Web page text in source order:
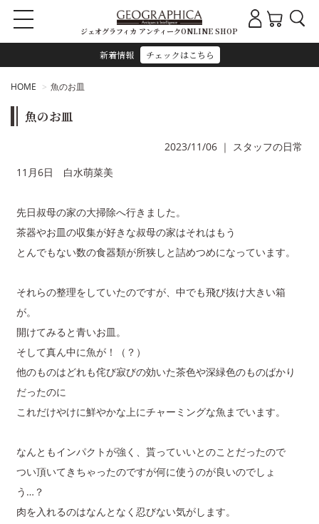
新着情報 チェックはこちら
ジェオグラフィカ アンティークONLINE SHOP
HOME 魚のお皿
魚のお皿
2023/11/06 ｜ スタッフの日常
11月6日 白水萌菜美
先日叔母の家の大掃除へ行きました。
茶器やお皿の収集が好きな叔母の家はそれはもう
とんでもない数の食器類が所狭しと詰めつめになっています。
それらの整理をしていたのですが、中でも飛び抜け大きい箱
が。
開けてみると青いお皿。
そして真ん中に魚が！（？）
他のものはどれも侘び寂びの効いた茶色や深緑色のものばかり
だったのに
これだけやけに鮮やかな上にチャーミングな魚までいます。
なんともインパクトが強く、貰っていいとのことだったので
つい頂いてきちゃったのですが何に使うのが良いのでしょ
う…？
肉を入れるのはなんとなく忍びない気がします。